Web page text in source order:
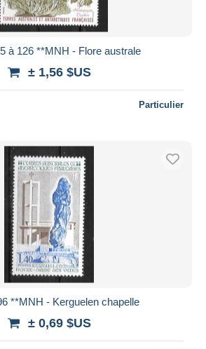
à 126 **MNH - Flore australe
± 1,56 $US
Particulier
**MNH - Kerguelen chapelle
± 0,69 $US